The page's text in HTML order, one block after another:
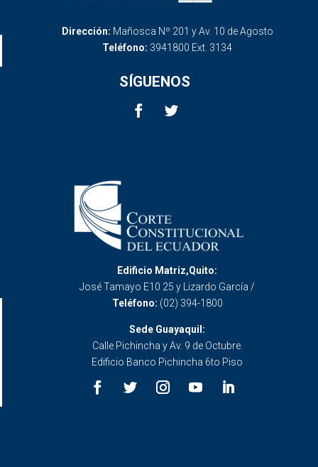
Dirección: Mañosca Nº 201 y Av. 10 de Agosto
Teléfono: 3941800 Ext. 3134
SÍGUENOS
Edificio Matriz,Quito:
José Tamayo E10 25 y Lizardo García /
Teléfono: (02) 394-1800
Sede Guayaquil:
Calle Pichincha y Av. 9 de Octubre.
Edificio Banco Pichincha 6to Piso